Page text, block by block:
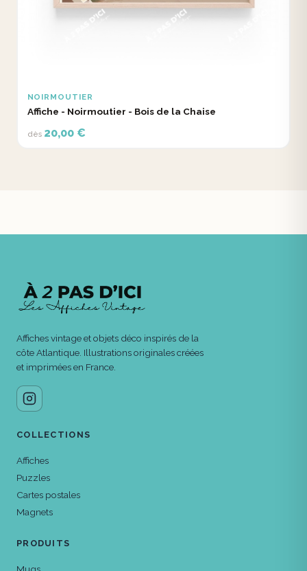
NOIRMOUTIER
Affiche - Noirmoutier - Bois de la Chaise
dès 20,00 €
Affiches vintage et objets déco inspirés de la
côte Atlantique. Illustrations originales créées
et imprimées en France.
COLLECTIONS
Affiches
Puzzles
Cartes postales
Magnets
PRODUITS